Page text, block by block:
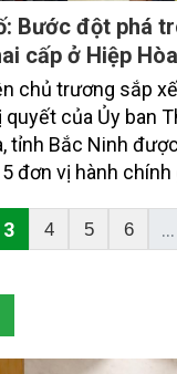
Bước đột phá
cấp ở Hiệp Hòa
chủ trương sắp
của Ủy ban
tỉnh Bắc Ninh
đơn vị hành
phương mang
thống, Hiệp Hòa
Quy mô mới
mà còn đặt ra
hình quản trị,
3 4 5 6 ...